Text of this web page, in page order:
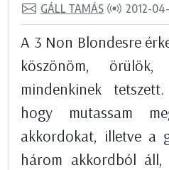
GÁLL TAMÁS 2012-
A 3 Non Blondesre
köszönöm,
mindenkinek
hogy mutassam
akkordokat, illetve a
három akkordból áll,